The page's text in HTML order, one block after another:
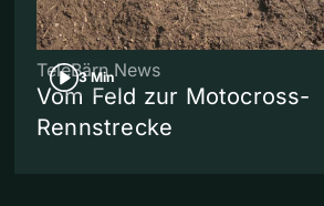
3 Min
TeleBärn News
Vom Feld zur Motocross-
Rennstrecke